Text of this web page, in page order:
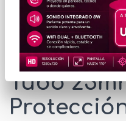
* Las imágenes se
Clip
Tubo